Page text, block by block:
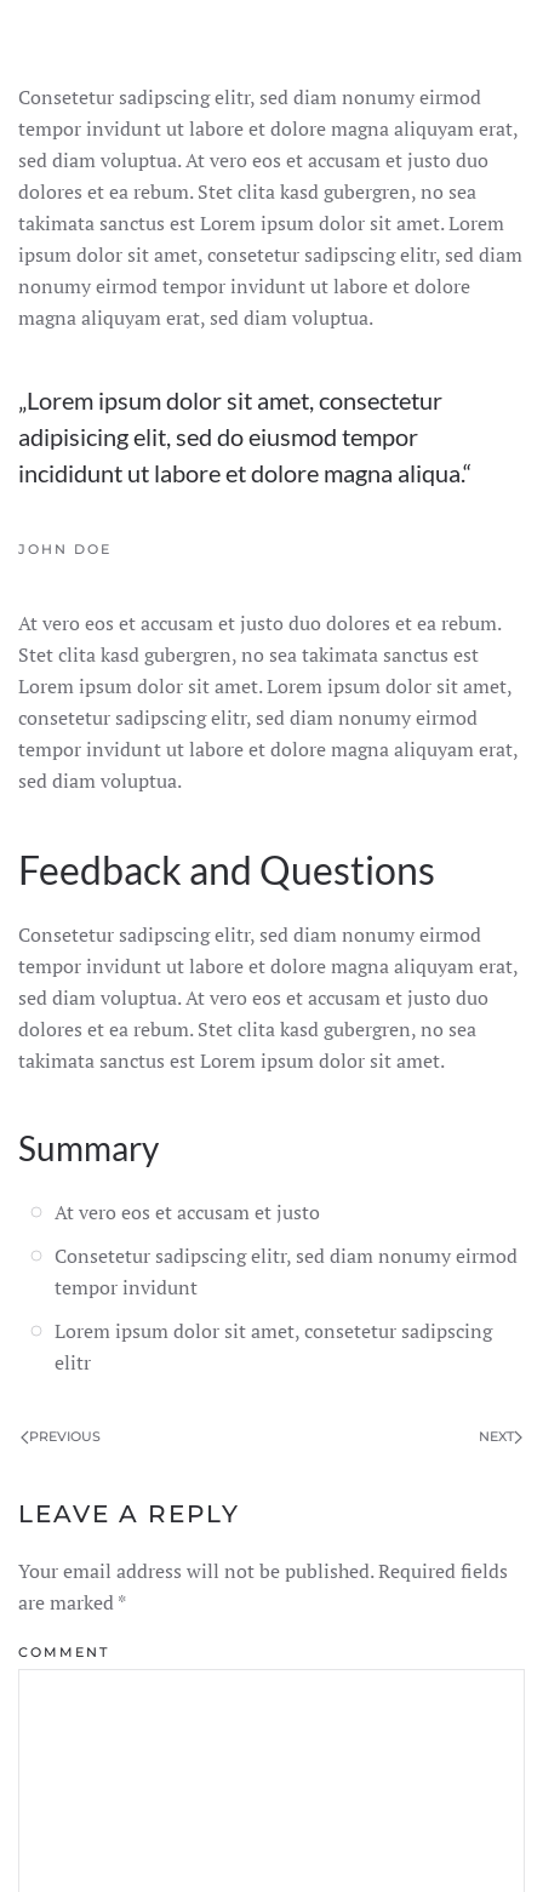
Consetetur sadipscing elitr, sed diam nonumy eirmod
tempor invidunt ut labore et dolore magna aliquyam erat,
sed diam voluptua. At vero eos et accusam et justo duo
dolores et ea rebum. Stet clita kasd gubergren, no sea
takimata sanctus est Lorem ipsum dolor sit amet. Lorem
ipsum dolor sit amet, consetetur sadipscing elitr, sed diam
nonumy eirmod tempor invidunt ut labore et dolore
magna aliquyam erat, sed diam voluptua.
„Lorem ipsum dolor sit amet, consectetur
adipisicing elit, sed do eiusmod tempor
incididunt ut labore et dolore magna aliqua.“
JOHN DOE
At vero eos et accusam et justo duo dolores et ea rebum.
Stet clita kasd gubergren, no sea takimata sanctus est
Lorem ipsum dolor sit amet. Lorem ipsum dolor sit amet,
consetetur sadipscing elitr, sed diam nonumy eirmod
tempor invidunt ut labore et dolore magna aliquyam erat,
sed diam voluptua.
Feedback and Questions
Consetetur sadipscing elitr, sed diam nonumy eirmod
tempor invidunt ut labore et dolore magna aliquyam erat,
sed diam voluptua. At vero eos et accusam et justo duo
dolores et ea rebum. Stet clita kasd gubergren, no sea
takimata sanctus est Lorem ipsum dolor sit amet.
Summary
At vero eos et accusam et justo
Consetetur sadipscing elitr, sed diam nonumy eirmod
tempor invidunt
Lorem ipsum dolor sit amet, consetetur sadipscing
elitr
PREVIOUS NEXT
LEAVE A REPLY
Your email address will not be published. Required fields
are marked*
COMMENT